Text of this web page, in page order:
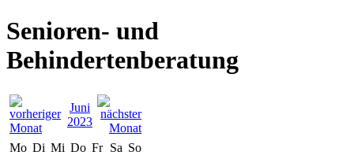
Senioren- und
Behindertenberatung
Juni
2023
Mo Di Mi Do Fr Sa So